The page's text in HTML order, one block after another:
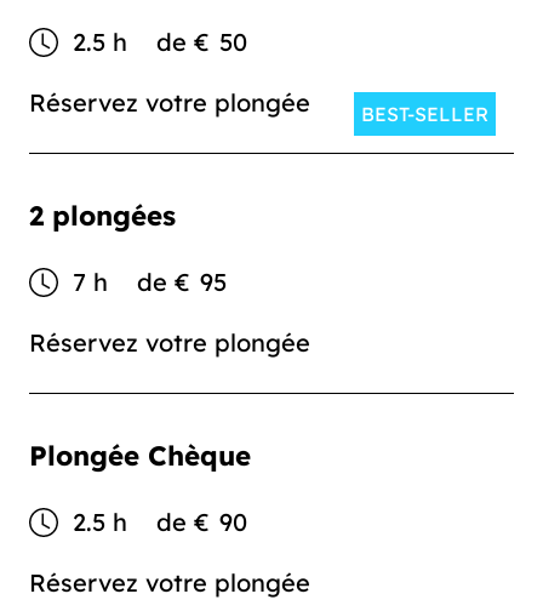
2.5 h de € 50
Réservez votre plongée
BEST-SELLER
2 plongées
7 h de € 95
Réservez votre plongée
Plongée Chèque
2.5 h de € 90
Réservez votre plongée